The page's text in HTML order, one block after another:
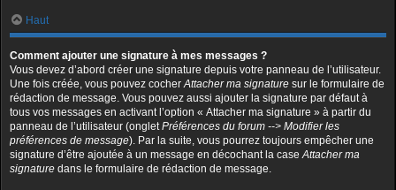
Haut
Comment ajouter une signature à mes messages ?
Vous devez d’abord créer une signature depuis votre panneau de l’utilisateur.
Une fois créée, vous pouvez cocherAttacher ma signature sur le formulaire de
rédaction de message. Vous pouvez aussi ajouter la signature par défaut à
tous vos messages en activant l’option « Attacher ma signature » à partir du
panneau de l’utilisateur (ongletPréférences du forum --> Modifier les
préférences de message). Par la suite, vous pourrez toujours empêcher une
signature d’être ajoutée à un message en décochant la caseAttacher ma
signature dans le formulaire de rédaction de message.